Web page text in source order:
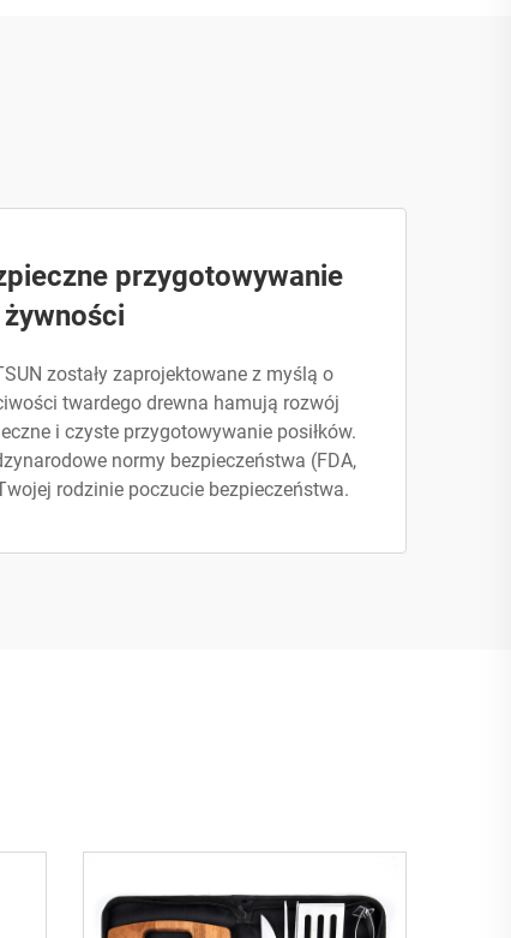
przygotowywanie
żywności
zostały zaprojektowane z myślą o
twardego drewna hamują rozwój
i czyste przygotowywanie posiłków.
normy bezpieczeństwa (FDA,
rodzinie poczucie bezpieczeństwa.